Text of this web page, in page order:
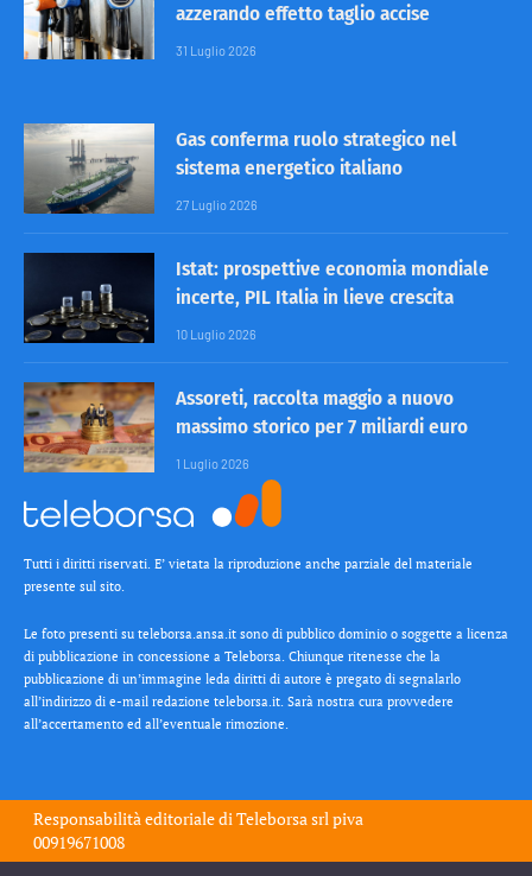
azzerando effetto taglio accise
31 Luglio 2026
Gas conferma ruolo strategico nel
sistema energetico italiano
27 Luglio 2026
Istat: prospettive economia mondiale
incerte, PIL Italia in lieve crescita
10 Luglio 2026
Assoreti, raccolta maggio a nuovo
massimo storico per 7 miliardi euro
1 Luglio 2026
Tutti i diritti riservati. E’ vietata la riproduzione anche parziale del materiale
presente sul sito.
Le foto presenti su teleborsa.ansa.it sono di pubblico dominio o soggette a licenza
di pubblicazione in concessione a Teleborsa. Chiunque ritenesse che la
pubblicazione di un’immagine leda diritti di autore è pregato di segnalarlo
all’indirizzo di e-mail redazione teleborsa.it. Sarà nostra cura provvedere
all’accertamento ed all’eventuale rimozione.
Responsabilità editoriale diTeleborsa srlpiva
00919671008